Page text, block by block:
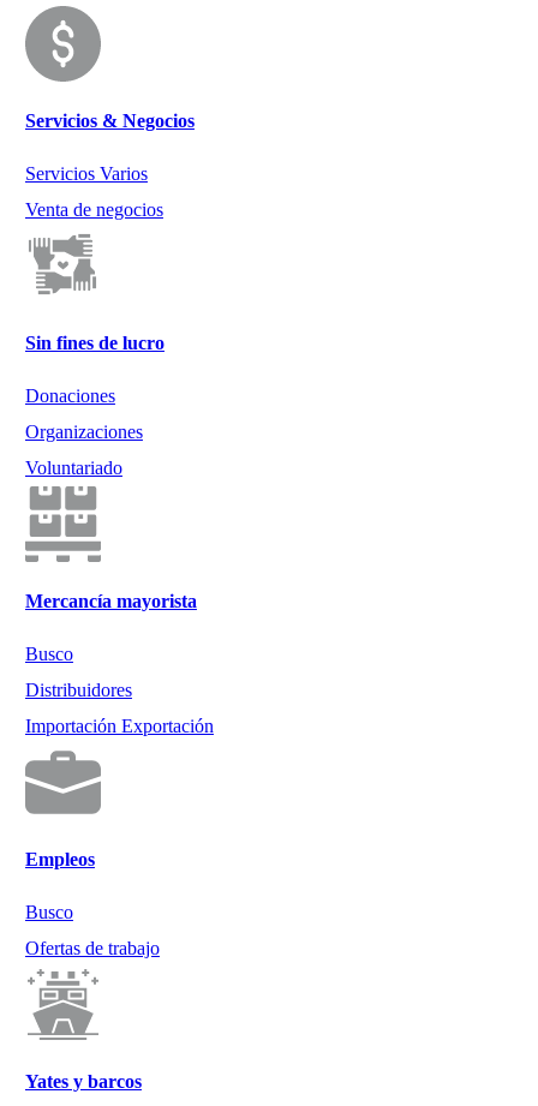
Servicios & Negocios
Servicios Varios
Venta de negocios
Sin fines de lucro
Donaciones
Organizaciones
Voluntariado
Mercancía mayorista
Busco
Distribuidores
Importación Exportación
Empleos
Busco
Ofertas de trabajo
Yates y barcos